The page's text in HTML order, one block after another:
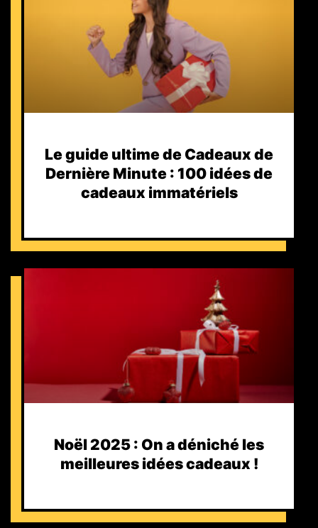
Le guide ultime de Cadeaux de
Dernière Minute : 100 idées de
cadeaux immatériels
Noël 2025 : On a déniché les
meilleures idées cadeaux !